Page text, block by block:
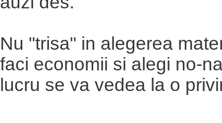
Nu "trisa" in alegerea
faci economii si alegi no-
lucru se va vedea la o